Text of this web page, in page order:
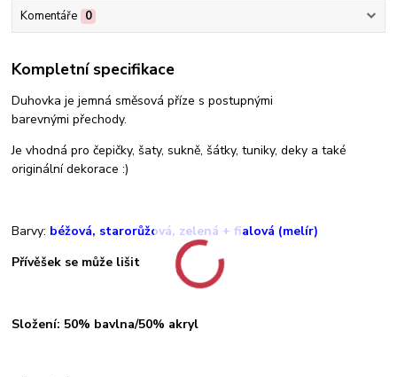
Komentáře 0
Kompletní specifikace
Duhovka je jemná směsová příze s postupnými
barevnými přechody.
Je vhodná pro čepičky, šaty, sukně, šátky, tuniky, deky a také
originální dekorace :)
Barvy: béžová, starorůžová, zelená + fialová (melír)
Přívěšek se může lišit
Složení: 50% bavlna/50% akryl